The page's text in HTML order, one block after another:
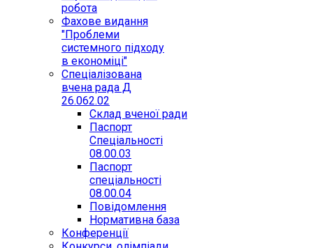
робота
Фахове видання
"Проблеми
системного підходу
в економіці"
Спеціалізована
вчена рада Д
26.062.02
Склад вченої ради
Паспорт
Спеціальності
08.00.03
Паспорт
спеціальності
08.00.04
Повідомлення
Нормативна база
Конференції